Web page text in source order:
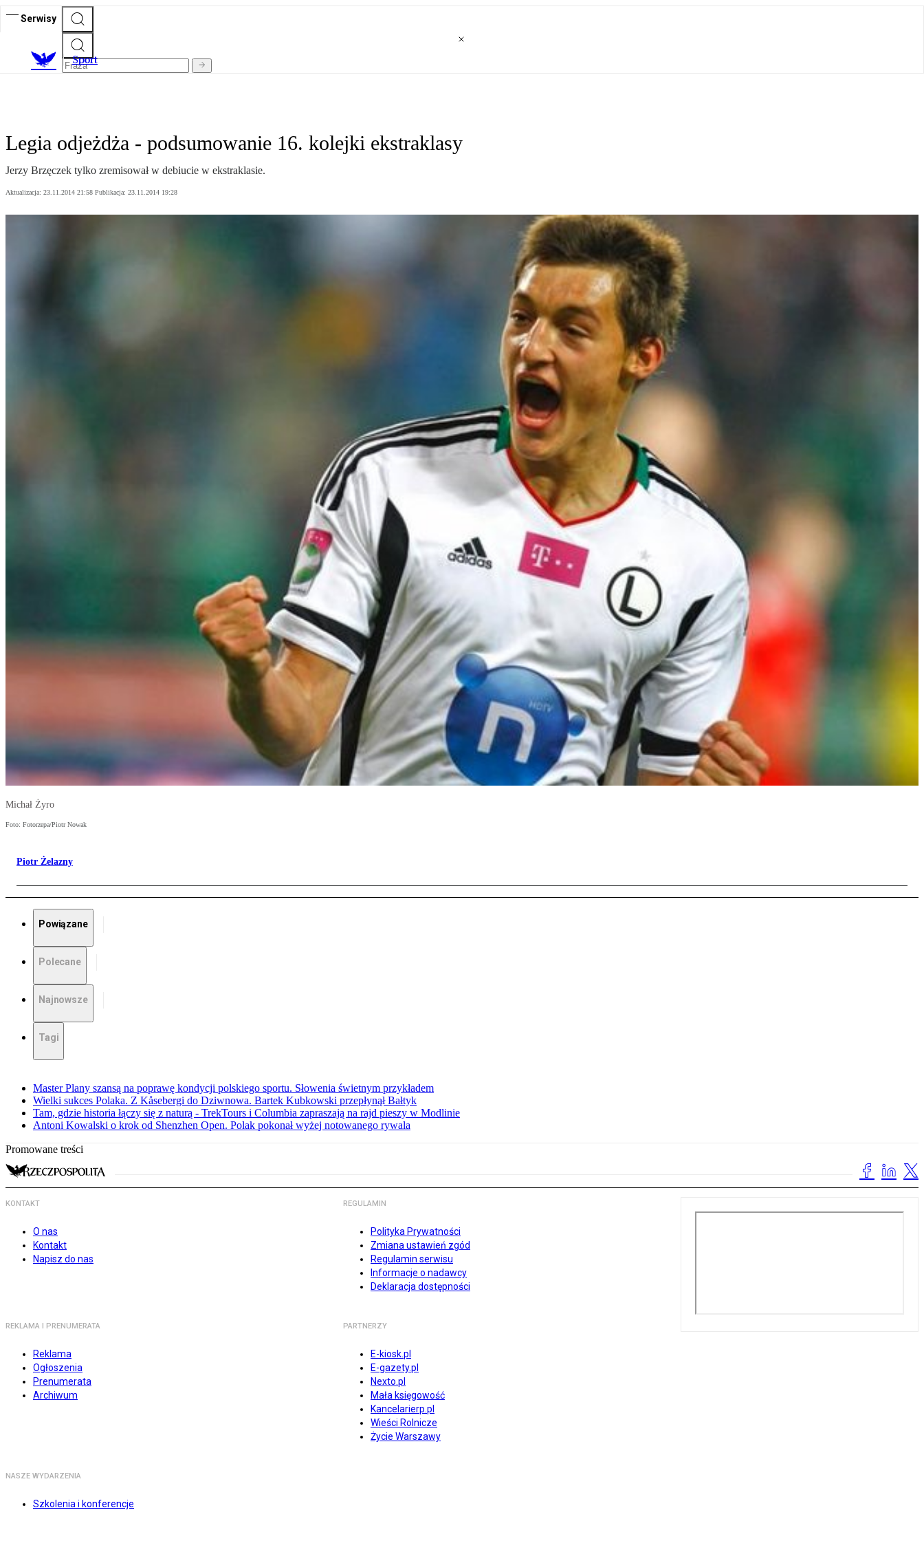
Serwisy
Sport
Legia odjeżdża - podsumowanie 16. kolejki ekstraklasy
Jerzy Brzęczek tylko zremisował w debiucie w ekstraklasie.
Aktualizacja: 23.11.2014 21:58 Publikacja: 23.11.2014 19:28
Michał Żyro
Foto: Fotorzepa/Piotr Nowak
Piotr Żelazny
Powiązane
Polecane
Najnowsze
Tagi
Master Plany szansą na poprawę kondycji polskiego sportu. Słowenia świetnym przykładem
Wielki sukces Polaka. Z Kåsebergi do Dziwnowa. Bartek Kubkowski przepłynął Bałtyk
Tam, gdzie historia łączy się z naturą - TrekTours i Columbia zapraszają na rajd pieszy w Modlinie
Antoni Kowalski o krok od Shenzhen Open. Polak pokonał wyżej notowanego rywala
Promowane treści
KONTAKT
O nas
Kontakt
Napisz do nas
REGULAMIN
Polityka Prywatności
Zmiana ustawień zgód
Regulamin serwisu
Informacje o nadawcy
Deklaracja dostępności
REKLAMA I PRENUMERATA
Reklama
Ogłoszenia
Prenumerata
Archiwum
PARTNERZY
E-kiosk.pl
E-gazety.pl
Nexto.pl
Mała księgowość
Kancelarierp.pl
Wieści Rolnicze
Życie Warszawy
NASZE WYDARZENIA
Szkolenia i konferencje